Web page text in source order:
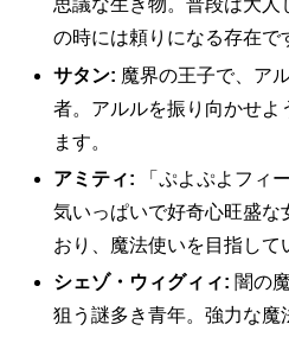
思議な生き物。普段は大人
の時には頼りになる存在で
サタン: 魔界の王子で、ア
者。アルルを振り向かせよ
ます。
アミティ: 「ぷよぷよフィ
気いっぱいで好奇心旺盛な
おり、魔法使いを目指して
シェゾ・ウィグィィ: 闇の
狙う謎多き青年。強力な魔